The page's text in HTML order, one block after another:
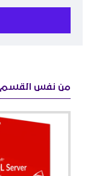
من نفس القسم